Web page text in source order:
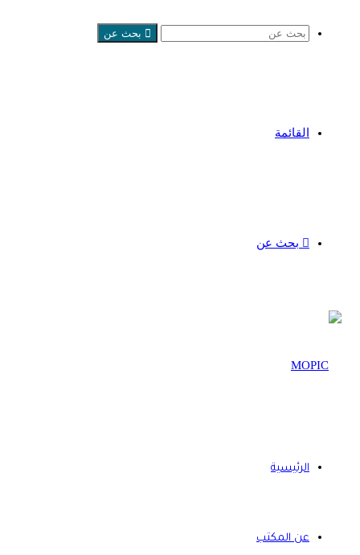
بحث عن
القائمة
بحث عن
الرئيسية
عن المكتب